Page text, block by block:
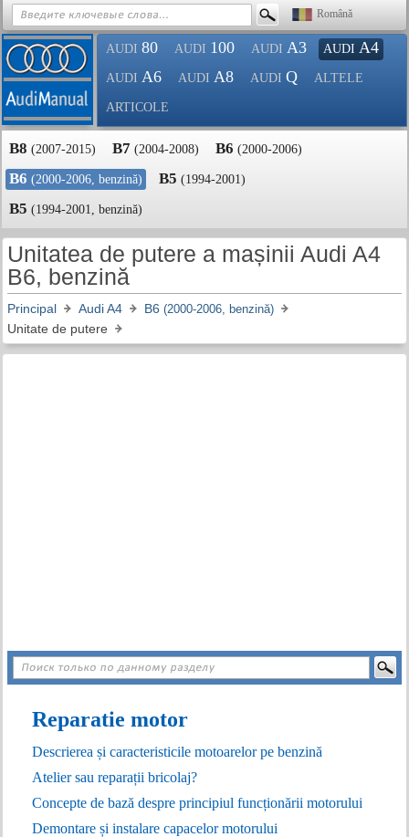
Română
AUDI 80 AUDI 100 AUDI A3 AUDI A4
AUDI A6 AUDI A8 AUDI Q ALTELE
ARTICOLE
B8 (2007-2015) B7 (2004-2008) B6 (2000-2006)
B6 (2000-2006, benzină) B5 (1994-2001)
B5 (1994-2001, benzină)
Unitatea de putere a mașinii Audi A4
B6, benzină
Principal Audi A4 B6 (2000-2006, benzină)
Unitate de putere
Reparatie motor
Descrierea și caracteristicile motoarelor pe benzină
Atelier sau reparații bricolaj?
Concepte de bază despre principiul funcționării motorului
Demontare și instalare capacelor motorului